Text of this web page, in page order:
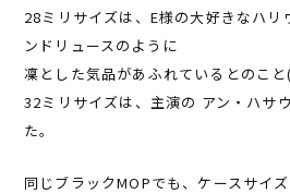
28ミリサイズは、E様の大好きなハリ
ンドリュースのように
凜とした気品があふれているとのこ
32ミリサイズは、主演の アン・ハサ
た。
同じブラックMOPでも、ケースサイ